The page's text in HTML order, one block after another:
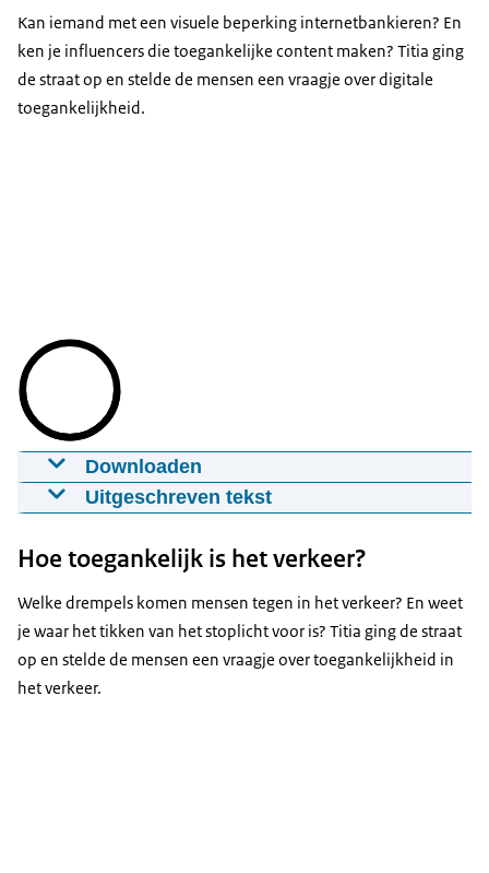
Kan iemand met een visuele beperking internetbankieren? En
ken je influencers die toegankelijke content maken? Titia ging
de straat op en stelde de mensen een vraagje over digitale
toegankelijkheid.
Downloaden
Digitale toegankelijkheid
Download
Ondertiteling
srt
Uitgeschreven tekst
voor bijvoorbeeld blinde mensen is...
- Ja.
Ja? Oke.
Hoe maak je een toegankelijke social media post?
Mijn naam is Titia Hoogendoorn en vandaag stel
Hoe toegankelijk is het verkeer?
Welke drempels komen mensen tegen in het verkeer? En weet
je waar het tikken van het stoplicht voor is? Titia ging de straat
op en stelde de mensen een vraagje over toegankelijkheid in
het verkeer.